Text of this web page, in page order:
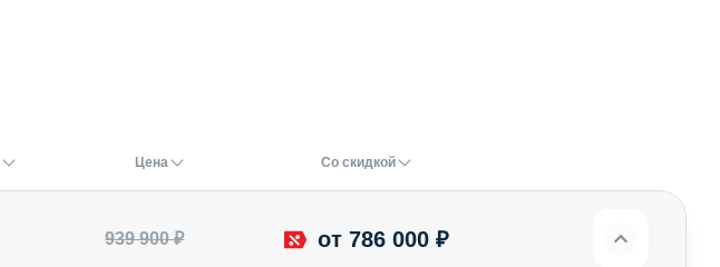
Цена Со скидкой
939 900 ₽ от 786 000 ₽